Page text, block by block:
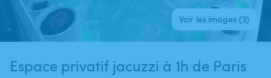
Voir les images (3)
Espace privatif jacuzzi à 1h de Paris